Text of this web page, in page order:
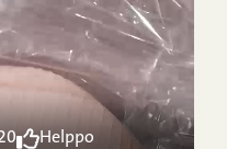
Helppo